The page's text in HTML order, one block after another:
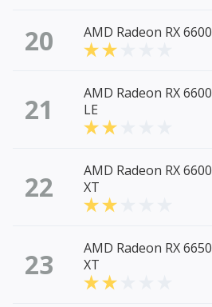
20 AMD Radeon RX 6600
21
AMD Radeon RX 6600
LE
22
AMD Radeon RX 6600
XT
23
AMD Radeon RX 6650
XT